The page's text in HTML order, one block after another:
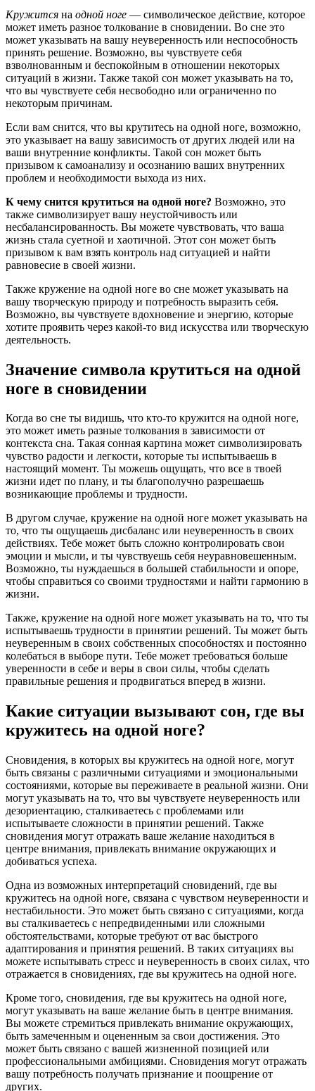
Кружится на одной ноге — символическое действие, которое
может иметь разное толкование в сновидении. Во сне это
может указывать на вашу неуверенность или неспособность
принять решение. Возможно, вы чувствуете себя
взволнованным и беспокойным в отношении некоторых
ситуаций в жизни. Также такой сон может указывать на то,
что вы чувствуете себя несвободно или ограниченно по
некоторым причинам.
Если вам снится, что вы крутитесь на одной ноге, возможно,
это указывает на вашу зависимость от других людей или на
ваши внутренние конфликты. Такой сон может быть
призывом к самоанализу и осознанию ваших внутренних
проблем и необходимости выхода из них.
К чему снится крутиться на одной ноге? Возможно, это
также символизирует вашу неустойчивость или
несбалансированность. Вы можете чувствовать, что ваша
жизнь стала суетной и хаотичной. Этот сон может быть
призывом к вам взять контроль над ситуацией и найти
равновесие в своей жизни.
Также кружение на одной ноге во сне может указывать на
вашу творческую природу и потребность выразить себя.
Возможно, вы чувствуете вдохновение и энергию, которые
хотите проявить через какой-то вид искусства или творческую
деятельность.
Значение символа крутиться на одной
ноге в сновидении
Когда во сне ты видишь, что кто-то кружится на одной ноге,
это может иметь разные толкования в зависимости от
контекста сна. Такая сонная картина может символизировать
чувство радости и легкости, которые ты испытываешь в
настоящий момент. Ты можешь ощущать, что все в твоей
жизни идет по плану, и ты благополучно разрешаешь
возникающие проблемы и трудности.
В другом случае, кружение на одной ноге может указывать на
то, что ты ощущаешь дисбаланс или неуверенность в своих
действиях. Тебе может быть сложно контролировать свои
эмоции и мысли, и ты чувствуешь себя неуравновешенным.
Возможно, ты нуждаешься в большей стабильности и опоре,
чтобы справиться со своими трудностями и найти гармонию в
жизни.
Также, кружение на одной ноге может указывать на то, что ты
испытываешь трудности в принятии решений. Ты может быть
неуверенным в своих собственных способностях и постоянно
колебаться в выборе пути. Тебе может требоваться больше
уверенности в себе и веры в свои силы, чтобы сделать
правильные решения и продвигаться вперед в жизни.
Какие ситуации вызывают сон, где вы
кружитесь на одной ноге?
Сновидения, в которых вы кружитесь на одной ноге, могут
быть связаны с различными ситуациями и эмоциональными
состояниями, которые вы переживаете в реальной жизни. Они
могут указывать на то, что вы чувствуете неуверенность или
дезориентацию, сталкиваетесь с проблемами или
испытываете сложности в принятии решений. Также
сновидения могут отражать ваше желание находиться в
центре внимания, привлекать внимание окружающих и
добиваться успеха.
Одна из возможных интерпретаций сновидений, где вы
кружитесь на одной ноге, связана с чувством неуверенности и
нестабильности. Это может быть связано с ситуациями, когда
вы сталкиваетесь с непредвиденными или сложными
обстоятельствами, которые требуют от вас быстрого
адаптирования и принятия решений. В таких ситуациях вы
можете испытывать стресс и неуверенность в своих силах, что
отражается в сновидениях, где вы кружитесь на одной ноге.
Кроме того, сновидения, где вы кружитесь на одной ноге,
могут указывать на ваше желание быть в центре внимания.
Вы можете стремиться привлекать внимание окружающих,
быть замеченным и оцененным за свои достижения. Это
может быть связано с вашей жизненной позицией или
профессиональными амбициями. Сновидения могут отражать
вашу потребность получать признание и поощрение от
других.